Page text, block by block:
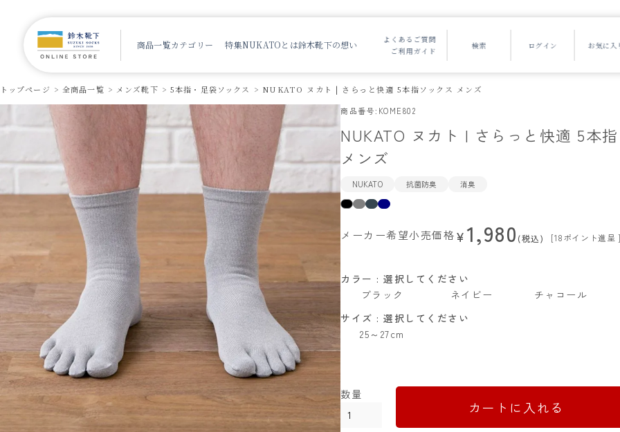
商品一覧カテゴリー 特集NUKATOとは鈴木靴下の想い
よくあるご質問
ご利用ガイド
トップページ 全商品一覧 メンズ靴下 5本指・足袋ソックス
NUKATO ヌカト | さらっと快適 5本指ソックス メンズ
商品番号 KOME802
NUKATO ヌカト | さらっと快適 5本
メンズ
NUKATO 抗菌防臭 消臭
メーカー希望小売価格¥1,980 税込 [18ポイント進呈 ]
サイズ
選択してください
25～27cm
カラー
選択してください
ブラック
ネイビー チャコール
カートに入れる